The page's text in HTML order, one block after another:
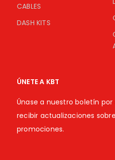
CABLES
DASH KITS
ÚNETE A KBT
Únase a nuestro boletín
recibir actualizaciones
promociones.